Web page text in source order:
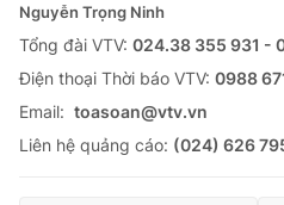
Nguyễn Trọng Ninh
Tổng đài VTV: 024.38 355 931 -
Ðiện thoại Thời báo VTV: 0988
Email: toasoan@vtv.vn
Liên hệ quảng cáo: (024) 626